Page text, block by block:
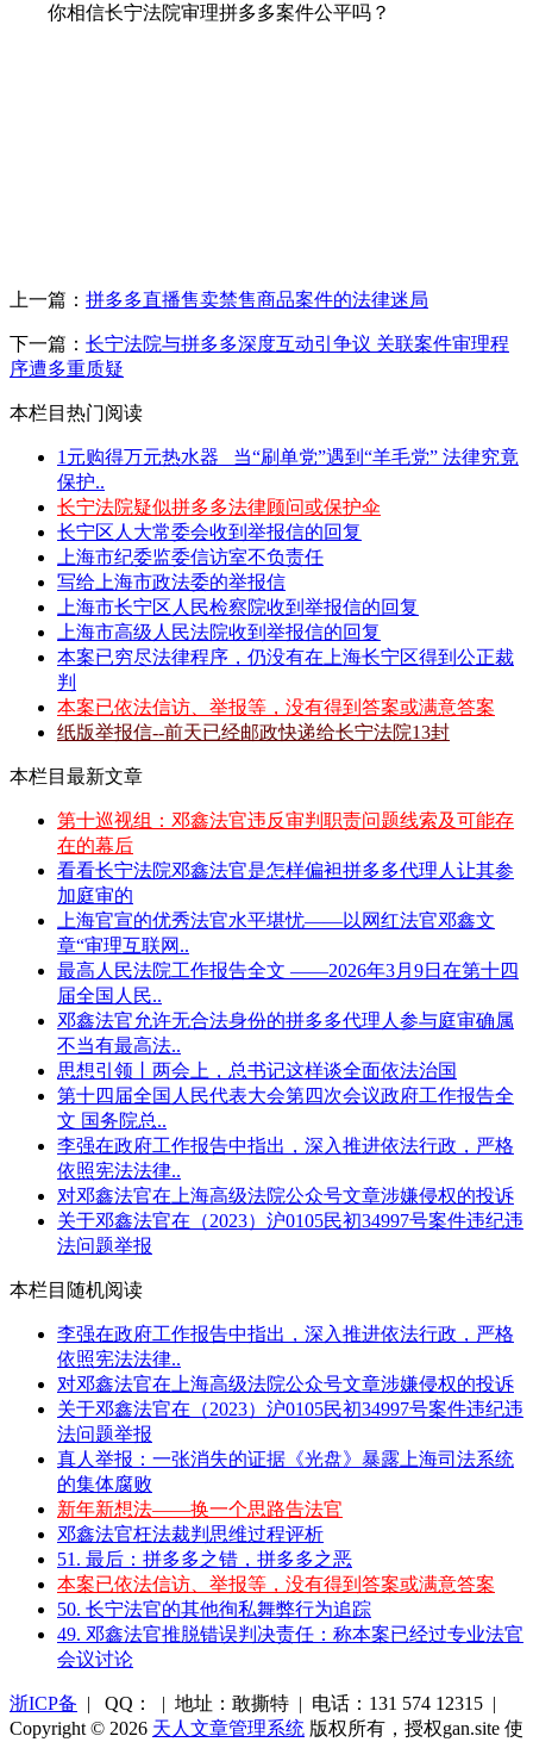
你相信长宁法院审理拼多多案件公平吗？
上一篇： 拼多多直播售卖禁售商品案件的法律迷局
下一篇： 长宁法院与拼多多深度互动引争议 关联案件审理程
序遭多重质疑
本栏目热门阅读
1元购得万元热水器 _当“刷单党”遇到“羊毛党” 法律究竟
保护..
长宁法院疑似拼多多法律顾问或保护伞
长宁区人大常委会收到举报信的回复
上海市纪委监委信访室不负责任
写给上海市政法委的举报信
上海市长宁区人民检察院收到举报信的回复
上海市高级人民法院收到举报信的回复
本案已穷尽法律程序，仍没有在上海长宁区得到公正裁
判
本案已依法信访、举报等，没有得到答案或满意答案
纸版举报信--前天已经邮政快递给长宁法院13封
本栏目最新文章
第十巡视组：邓鑫法官违反审判职责问题线索及可能存
在的幕后
看看长宁法院邓鑫法官是怎样偏袒拼多多代理人让其参
加庭审的
上海官宣的优秀法官水平堪忧——以网红法官邓鑫文
章“审理互联网..
最高人民法院工作报告全文 ——2026年3月9日在第十四
届全国人民..
邓鑫法官允许无合法身份的拼多多代理人参与庭审确属
不当有最高法..
思想引领丨两会上，总书记这样谈全面依法治国
第十四届全国人民代表大会第四次会议政府工作报告全
文 国务院总..
李强在政府工作报告中指出，深入推进依法行政，严格
依照宪法法律..
对邓鑫法官在上海高级法院公众号文章涉嫌侵权的投诉
关于邓鑫法官在（2023）沪0105民初34997号案件违纪违
法问题举报
本栏目随机阅读
李强在政府工作报告中指出，深入推进依法行政，严格
依照宪法法律..
对邓鑫法官在上海高级法院公众号文章涉嫌侵权的投诉
关于邓鑫法官在（2023）沪0105民初34997号案件违纪违
法问题举报
真人举报：一张消失的证据《光盘》暴露上海司法系统
的集体腐败
新年新想法——换一个思路告法官
邓鑫法官枉法裁判思维过程评析
51. 最后：拼多多之错，拼多多之恶
本案已依法信访、举报等，没有得到答案或满意答案
50. 长宁法官的其他徇私舞弊行为追踪
49. 邓鑫法官推脱错误判决责任：称本案已经过专业法官
会议讨论
浙ICP备 | QQ： | 地址：敢撕特 | 电话：131 574 12315 |
Copyright © 2026 天人文章管理系统 版权所有，授权gan.site 使